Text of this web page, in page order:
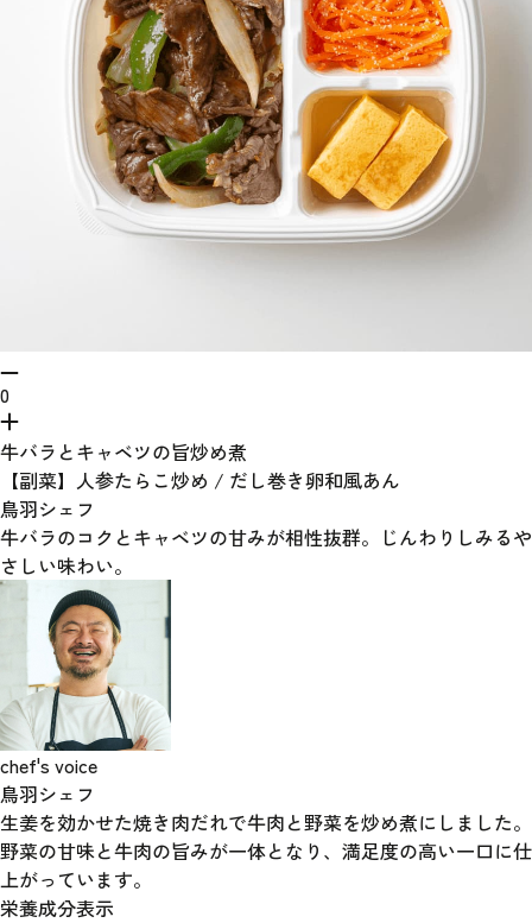
0
牛バラとキャベツの旨炒め煮
【副菜】人参たらこ炒め / だし巻き卵和風あん
鳥羽シェフ
牛バラのコクとキャベツの甘みが相性抜群。じんわりしみるや
さしい味わい。
chef's voice
鳥羽シェフ
生姜を効かせた焼き肉だれで牛肉と野菜を炒め煮にしました。
野菜の甘味と牛肉の旨みが一体となり、満足度の高い一口に仕
上がっています。
栄養成分表示